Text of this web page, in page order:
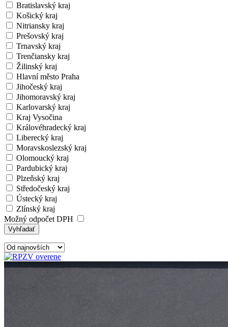
Bratislavský kraj
Košický kraj
Nitriansky kraj
Prešovský kraj
Trnavský kraj
Trenčiansky kraj
Žilinský kraj
Hlavní město Praha
Jihočeský kraj
Jihomoravský kraj
Karlovarský kraj
Kraj Vysočina
Královéhradecký kraj
Liberecký kraj
Moravskoslezský kraj
Olomoucký kraj
Pardubický kraj
Plzeňský kraj
Středočeský kraj
Ústecký kraj
Zlínský kraj
Možný odpočet DPH
Vyhľadať